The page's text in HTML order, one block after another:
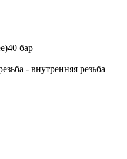
40 бар
- внутренняя резьба